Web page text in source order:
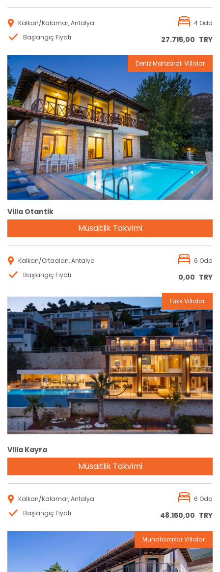
Kalkan/Kalamar, Antalya
4 Oda
Başlangıç Fiyatı
27.715,00 TRY
Rezervasyon
Deniz Manzaralı Villalar
Villa Otantik
Müsaitlik Takvimi
Kalkan/Ortaalan, Antalya
6 Oda
Başlangıç Fiyatı
0,00 TRY
Rezervasyon
Lüks Villalar
Villa Kayra
Müsaitlik Takvimi
Kalkan/Kalamar, Antalya
6 Oda
Başlangıç Fiyatı
48.150,00 TRY
Muhafazakar Villalar